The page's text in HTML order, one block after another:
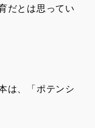
だとは思ってい
は、「ポテンシ